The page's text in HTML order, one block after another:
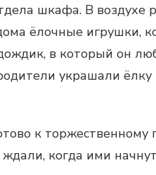
шкафа. В воздухе
ёлочные игрушки,
в который он
украшали
к
ждали, когда ими